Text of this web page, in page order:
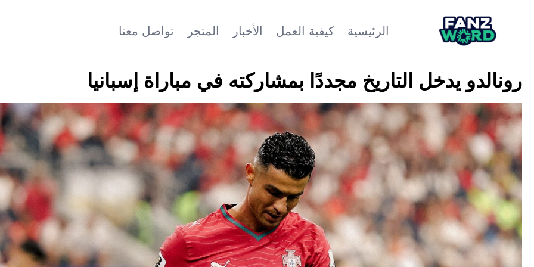
الرئيسية كيفية العمل الأخبار المتجر تواصل معنا
رونالدو يدخل التاريخ مجددًا بمشاركته في مباراة إسبانيا